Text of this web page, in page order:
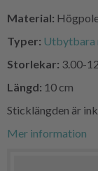
Material:
Typer: Utbytbara
Storlekar: 3.00-
Längd: 10 cm
Sticklängden är
Mer information